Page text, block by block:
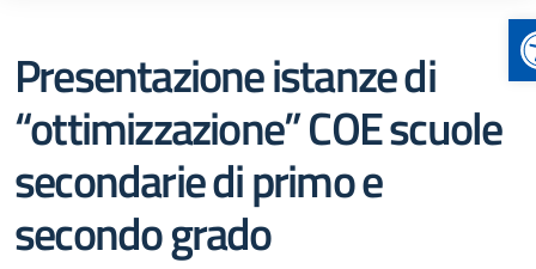
Presentazione istanze di
“ottimizzazione” COE scuole
secondarie di primo e
secondo grado